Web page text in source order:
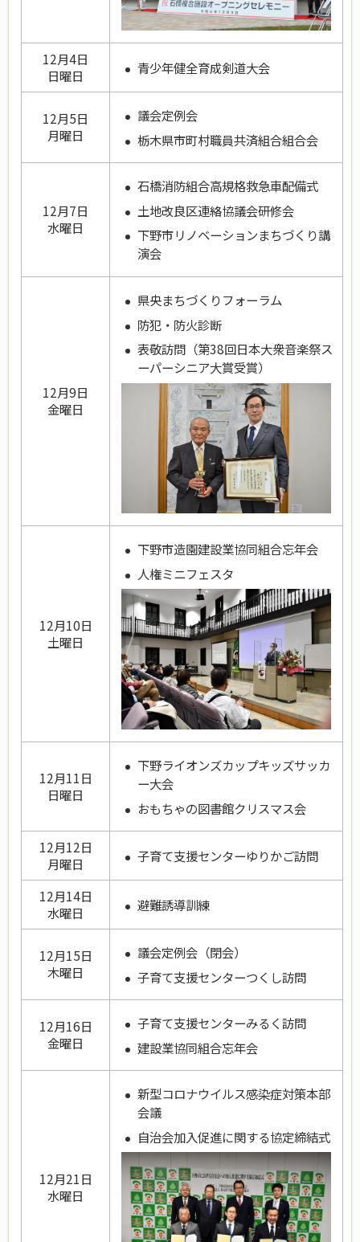
12月4日
日曜日
青少年健全育成剣道大会
12月5日
月曜日
議会定例会
栃木県市町村職員共済組合組合会
12月7日
水曜日
石橋消防組合高規格救急車配備式
土地改良区連絡協議会研修会
下野市リノベーションまちづくり講
演会
12月9日
金曜日
県央まちづくりフォーラム
防犯・防火診断
表敬訪問（第38回日本大衆音楽祭ス
ーパーシニア大賞受賞）
12月10日
土曜日
下野市造園建設業協同組合忘年会
人権ミニフェスタ
12月11日
日曜日
下野ライオンズカップキッズサッカ
ー大会
おもちゃの図書館クリスマス会
12月12日
月曜日
子育て支援センターゆりかご訪問
12月14日
水曜日
避難誘導訓練
12月15日
木曜日
議会定例会（閉会）
子育て支援センターつくし訪問
12月16日
金曜日
子育て支援センターみるく訪問
建設業協同組合忘年会
12月21日
水曜日
新型コロナウイルス感染症対策本部
会議
自治会加入促進に関する協定締結式